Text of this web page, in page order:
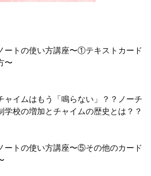
ートの使い方講座〜①テキストカード
〜
ャイムはもう「鳴らない」？？ノーチ
学校の増加とチャイムの歴史とは？？
ートの使い方講座〜⑤その他のカード